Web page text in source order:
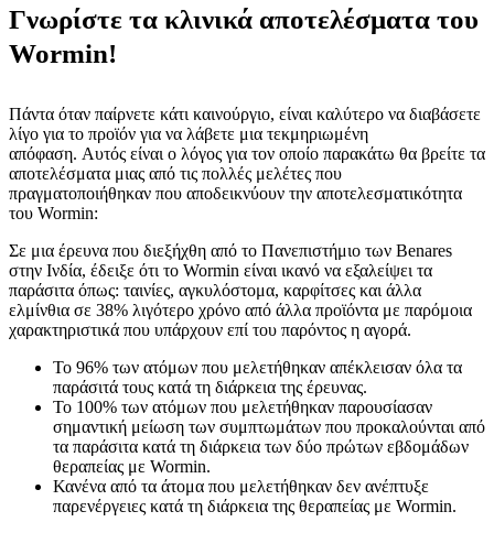
Γνωρίστε τα κλινικά αποτελέσματα του
Wormin!
Πάντα όταν παίρνετε κάτι καινούργιο, είναι καλύτερο να διαβάσετε
λίγο για το προϊόν για να λάβετε μια τεκμηριωμένη
απόφαση. Αυτός είναι ο λόγος για τον οποίο παρακάτω θα βρείτε τα
αποτελέσματα μιας από τις πολλές μελέτες που
πραγματοποιήθηκαν που αποδεικνύουν την αποτελεσματικότητα
του Wormin:
Σε μια έρευνα που διεξήχθη από το Πανεπιστήμιο των Benares
στην Ινδία, έδειξε ότι το Wormin είναι ικανό να εξαλείψει τα
παράσιτα όπως: ταινίες, αγκυλόστομα, καρφίτσες και άλλα
ελμίνθια σε 38% λιγότερο χρόνο από άλλα προϊόντα με παρόμοια
χαρακτηριστικά που υπάρχουν επί του παρόντος η αγορά.
Το 96% των ατόμων που μελετήθηκαν απέκλεισαν όλα τα
παράσιτά τους κατά τη διάρκεια της έρευνας.
Το 100% των ατόμων που μελετήθηκαν παρουσίασαν
σημαντική μείωση των συμπτωμάτων που προκαλούνται από
τα παράσιτα κατά τη διάρκεια των δύο πρώτων εβδομάδων
θεραπείας με Wormin.
Κανένα από τα άτομα που μελετήθηκαν δεν ανέπτυξε
παρενέργειες κατά τη διάρκεια της θεραπείας με Wormin.